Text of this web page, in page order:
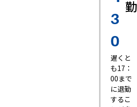
3
0
勤
遅くと
も17：
00まで
に退勤
するこ